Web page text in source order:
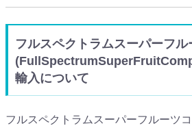
フルスペクトラムスーパーフ
輸入について
フルスペクトラムスーパーフルーツ